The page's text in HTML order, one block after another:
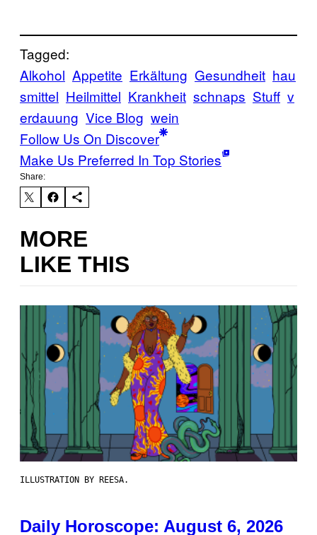
Tagged:
Alkohol Appetite Erkältung Gesundheit hau
smittel Heilmittel Krankheit schnaps Stuff v
erdauung Vice Blog wein
Follow Us On Discover
Make Us Preferred In Top Stories
Share:
MORE
LIKE THIS
ILLUSTRATION BY REESA.
Daily Horoscope: August 6, 2026